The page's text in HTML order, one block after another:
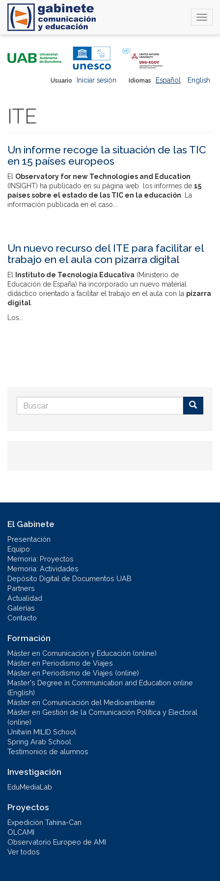
Idiomas Español English
Usuario Iniciar sesión
ITE
Un informe recoge la situación de las TIC
en 15 países europeos
El Observatory for new Technologies and Education
(INSIGHT) ha publicado en su página web los informes de 15
países sobre el estado de las TIC en la educación . La
información publicada en el caso...
Un nuevo recurso del ITE para facilitar el
trabajo en el aula con pizarra digital
El Instituto de Tecnología Educativa (Ministerio de
Educación de España) ha incorporado un nuevo material
didáctico orientado a facilitar el trabajo en el aula con la pizarra
digital
Los...
Formulario
de
El Gabinete
Presentación
Equipo
Memoria: Proyectos
Memoria: Actividades
Depósito Digital de Documentos UAB
Partners
Actualidad
Galerías
Contacto
Formación
Máster en Comunicación y Educación (online)
Máster en Periodismo de Viajes
Máster en Periodismo de Viajes (online)
Master's Degree in Communication and Education online
(English)
Máster en Comunicación del Medioambiente
Máster en Gestión de la Comunicación Política y Electoral
(online)
Unitwin MILID School
Spring Arab School
Testimonios de alumnos
Investigación
EduMediaLab
Proyectos
Expedición Tahina-Can
OLCAMI
Observatorio Europeo de AMI
Ver todos